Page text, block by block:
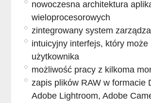
nowoczesna architektura
wieloprocesorowych
zintegrowany system
intuicyjny interfejs, który
użytkownika
możliwość pracy z kilkoma
zapis plików RAW w formacie
Adobe Lightroom, Adobe